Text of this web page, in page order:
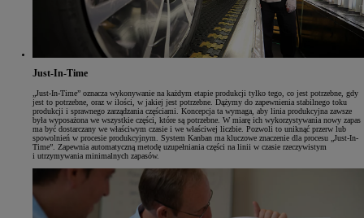
Just-In-Time
„Just-In-Time” oznacza wykonywanie na każdym etapie produkcji tylko tego, co jest potrzebne, gdy
jest to potrzebne, oraz w ilości, w jakiej jest potrzebne. Dążymy do zapewnienia stabilnego toku
produkcji i sprawnego zarządzania częściami. Koncepcja ta wymaga, aby linia produkcyjna zawsze
była wyposażona we wszystkie części, które są potrzebne. W miarę ich wykorzystywania nowy zapas
ma być dostarczany we właściwym czasie i we właściwej liczbie. Pozwoli to uniknąć przerw lub
spowolnień w procesie produkcyjnym. System Kanban ma kluczowe znaczenie dla procesu „Just-In-
Time”. Zapewnia automatyczną metodę uzupełniania części na linii w czasie rzeczywistym
i utrzymywania minimalnych zapasów.